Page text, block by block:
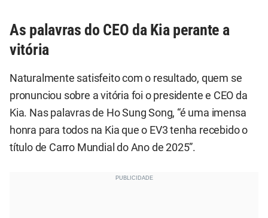
As palavras do CEO da Kia perante a
vitória
Naturalmente satisfeito com o resultado, quem se
pronunciou sobre a vitória foi o presidente e CEO da
Kia. Nas palavras de Ho Sung Song, “é uma imensa
honra para todos na Kia que o EV3 tenha recebido o
título de Carro Mundial do Ano de 2025”.